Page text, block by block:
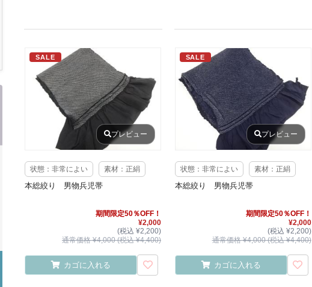
SALE
プレビュー
状態：非常によい 素材：正絹
本総絞り 男物兵児帯
期間限定50％OFF！
¥2,000
(税込 ¥2,200)
通常価格 ¥4,000 (税込 ¥4,400)
カゴに入れる
SALE
プレビュー
状態：非常によい 素材：正絹
本総絞り 男物兵児帯
期間限定50％OFF！
¥2,000
(税込 ¥2,200)
通常価格 ¥4,000 (税込 ¥4,400)
カゴに入れる